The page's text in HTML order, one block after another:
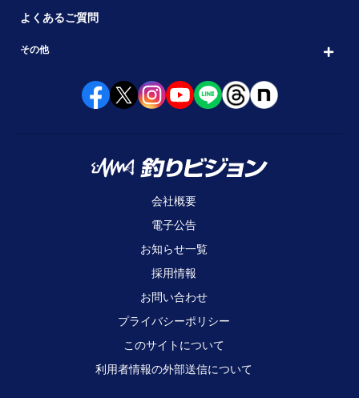
よくあるご質問
その他
会社概要
電子公告
お知らせ一覧
採用情報
お問い合わせ
プライバシーポリシー
このサイトについて
利用者情報の外部送信について